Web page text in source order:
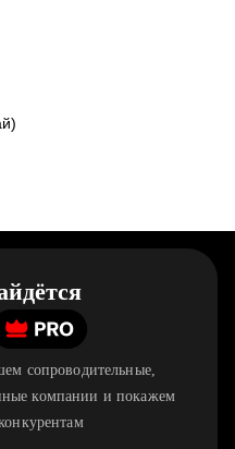
сопроводительные,
компании и покажем